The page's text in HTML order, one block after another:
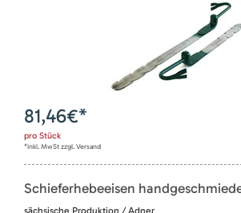
81,46€*
pro Stück
*inkl. MwSt zzgl. Versand
Schieferhebeeisen
sächsische Produktion / Adner